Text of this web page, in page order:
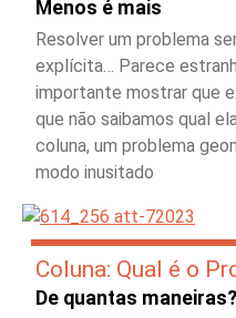
Menos é mais
Resolver um problema
explícita… Parece
importante mostrar que
que não saibamos qual
coluna, um problema
modo inusitado
Coluna: Qual é o
De quantas maneiras?